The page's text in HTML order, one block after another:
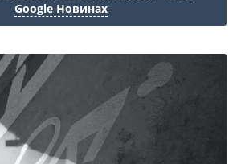
Google Новинах